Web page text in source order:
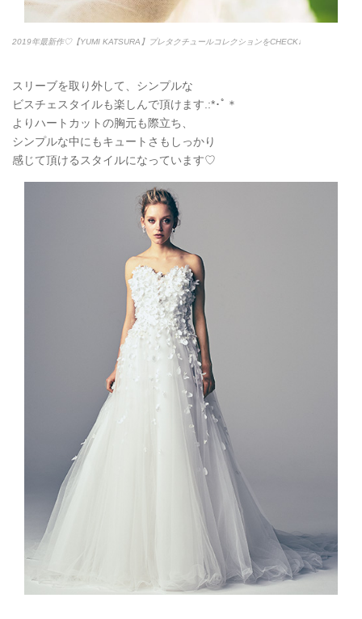
2019年最新作♡【YUMI KATSURA】プレタクチュールコレクションをCHECK♩
スリーブを取り外して、シンプルな
ビスチェスタイルも楽しんで頂けます.:*･ﾟ＊
よりハートカットの胸元も際立ち、
シンプルな中にもキュートさもしっかり
感じて頂けるスタイルになっています♡